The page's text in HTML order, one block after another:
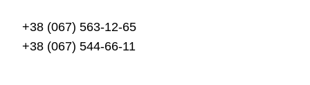
+38 (067) 563-12-65
+38 (067) 544-66-11